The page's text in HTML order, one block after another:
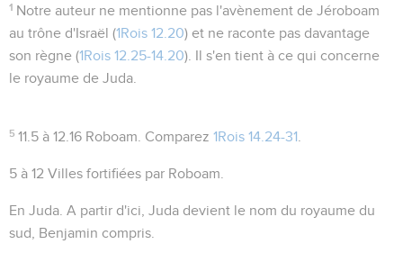
1 Notre auteur ne mentionne pas l'avènement de Jéroboam
au trône d'Israël (1Rois 12.20) et ne raconte pas davantage
son règne (1Rois 12.25-14.20). Il s'en tient à ce qui concerne
le royaume de Juda.
5 11.5 à 12.16 Roboam. Comparez1Rois 14.24-31
5 à 12 Villes fortifiées par Roboam.
En Juda . A partir d'ici, Juda devient le nom du royaume du
sud, Benjamin compris.